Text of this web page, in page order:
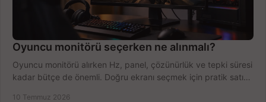
Oyuncu monitörü seçerken ne alınmalı?
Oyuncu monitörü alırken Hz, panel, çözünürlük ve tepki süresi
kadar bütçe de önemli. Doğru ekranı seçmek için pratik satın
10 Temmuz 2026